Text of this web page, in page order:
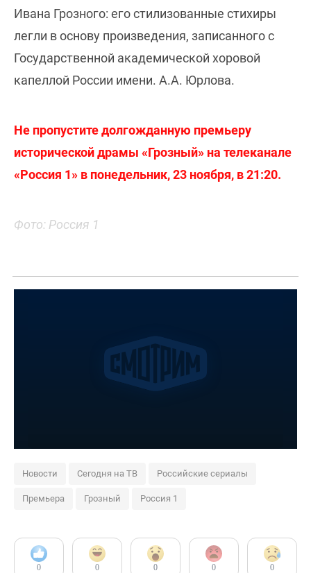
Ивана Грозного: его стилизованные стихиры
легли в основу произведения, записанного с
Государственной академической хоровой
капеллой России имени. А.А. Юрлова.
Не пропустите долгожданную премьеру
исторической драмы «Грозный» на телеканале
«Россия 1» в понедельник, 23 ноября, в 21:20.
Фото: Россия 1
Новости Сегодня на ТВ Российские сериалы
Премьера Грозный Россия 1
0 0 0 0 0